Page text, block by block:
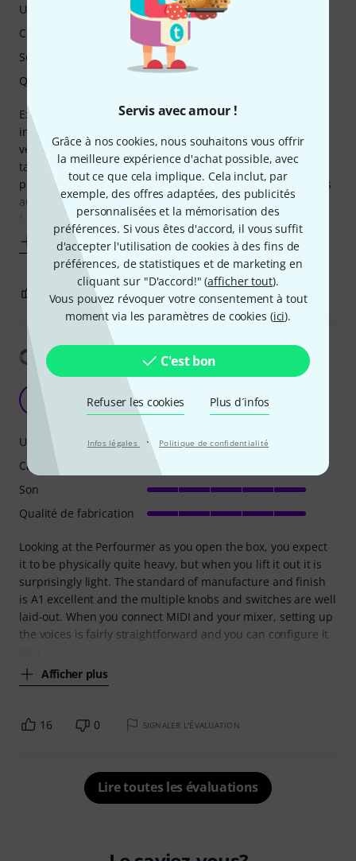
Servis avec amour !
Grâce à nos cookies, nous souhaitons vous offrir
la meilleure expérience d'achat possible, avec
tout ce que cela implique. Cela inclut, par
exemple, des offres adaptées, des publicités
personnalisées et la mémorisation des
préférences. Si vous êtes d'accord, il vous suffit
d'accepter l'utilisation de cookies à des fins de
préférences, de statistiques et de marketing en
cliquant sur "D'accord!" (afficher tout).
Vous pouvez révoquer votre consentement à tout
moment via les paramètres de cookies (ici).
C'est bon
Refuser les cookies Plus d´infos
Infos légales · Politique de confidentialité
Excellente machine taillée pour la scène et le studio, très
intuitive, un son magnifique et une fabrication solide. Un
véritable instrument de musique electronique qui met au
tapis tous les émulateurs logiciels. Architecture logique et
pratique, entrées et sorties généreuses (à noter les entrées
audio et les inserts). Pas de recall de paramètres, mais ça
Afficher plus
Utilisation
Caractéristiques
Son
Qualité de fabrication
Afficher la traduction
PerFOURmer 2 - analogue monster
Adam581 24.09.2013
Looking at the Perfourmer as you open the box, you expect
it to be physically quite heavy, but when you lift it out it is
surprisingly light. The standard of manufacture and finish
is A1 excellent and the multiple knobs and switches are well
laid-out. When you connect MIDI and your mixer, setting up
the voices is fairly straightforward and you can configure it
Afficher plus
Utilisation
Caractéristiques
Son
Qualité de fabrication
16 0 SIGNALER L'ÉVALUATION
Lire toutes les évaluations